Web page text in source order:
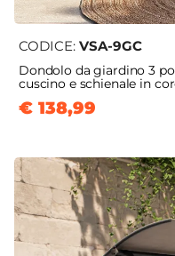
CODICE: VSA-9GC
Dondolo da giardino 3
cuscino e schienale in
€ 138,99